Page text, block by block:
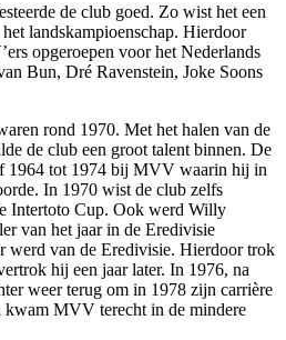
de club goed. Zo wist het een
landskampioenschap. Hierdoor
opgeroepen voor het Nederlands
Bun, Dré Ravenstein, Joke Soons
rond 1970. Met het halen van de
de club een groot talent binnen. De
1964 tot 1974 bij MVV waarin hij in
In 1970 wist de club zelfs
Intertoto Cup. Ook werd Willy
van het jaar in de Eredivisie
werd van de Eredivisie. Hierdoor trok
hij een jaar later. In 1976, na
weer terug om in 1978 zijn carrière
MVV terecht in de mindere